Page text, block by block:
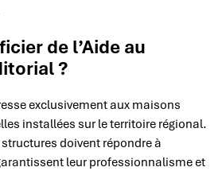
de l’Aide au
?
exclusivement aux maisons
installées sur le territoire régional.
doivent répondre à
leur professionnalisme et